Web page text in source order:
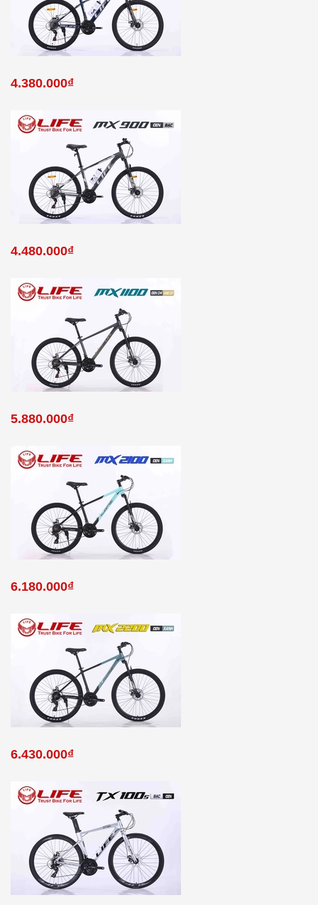
4.380.000₫
4.480.000₫
5.880.000₫
6.180.000₫
6.430.000₫